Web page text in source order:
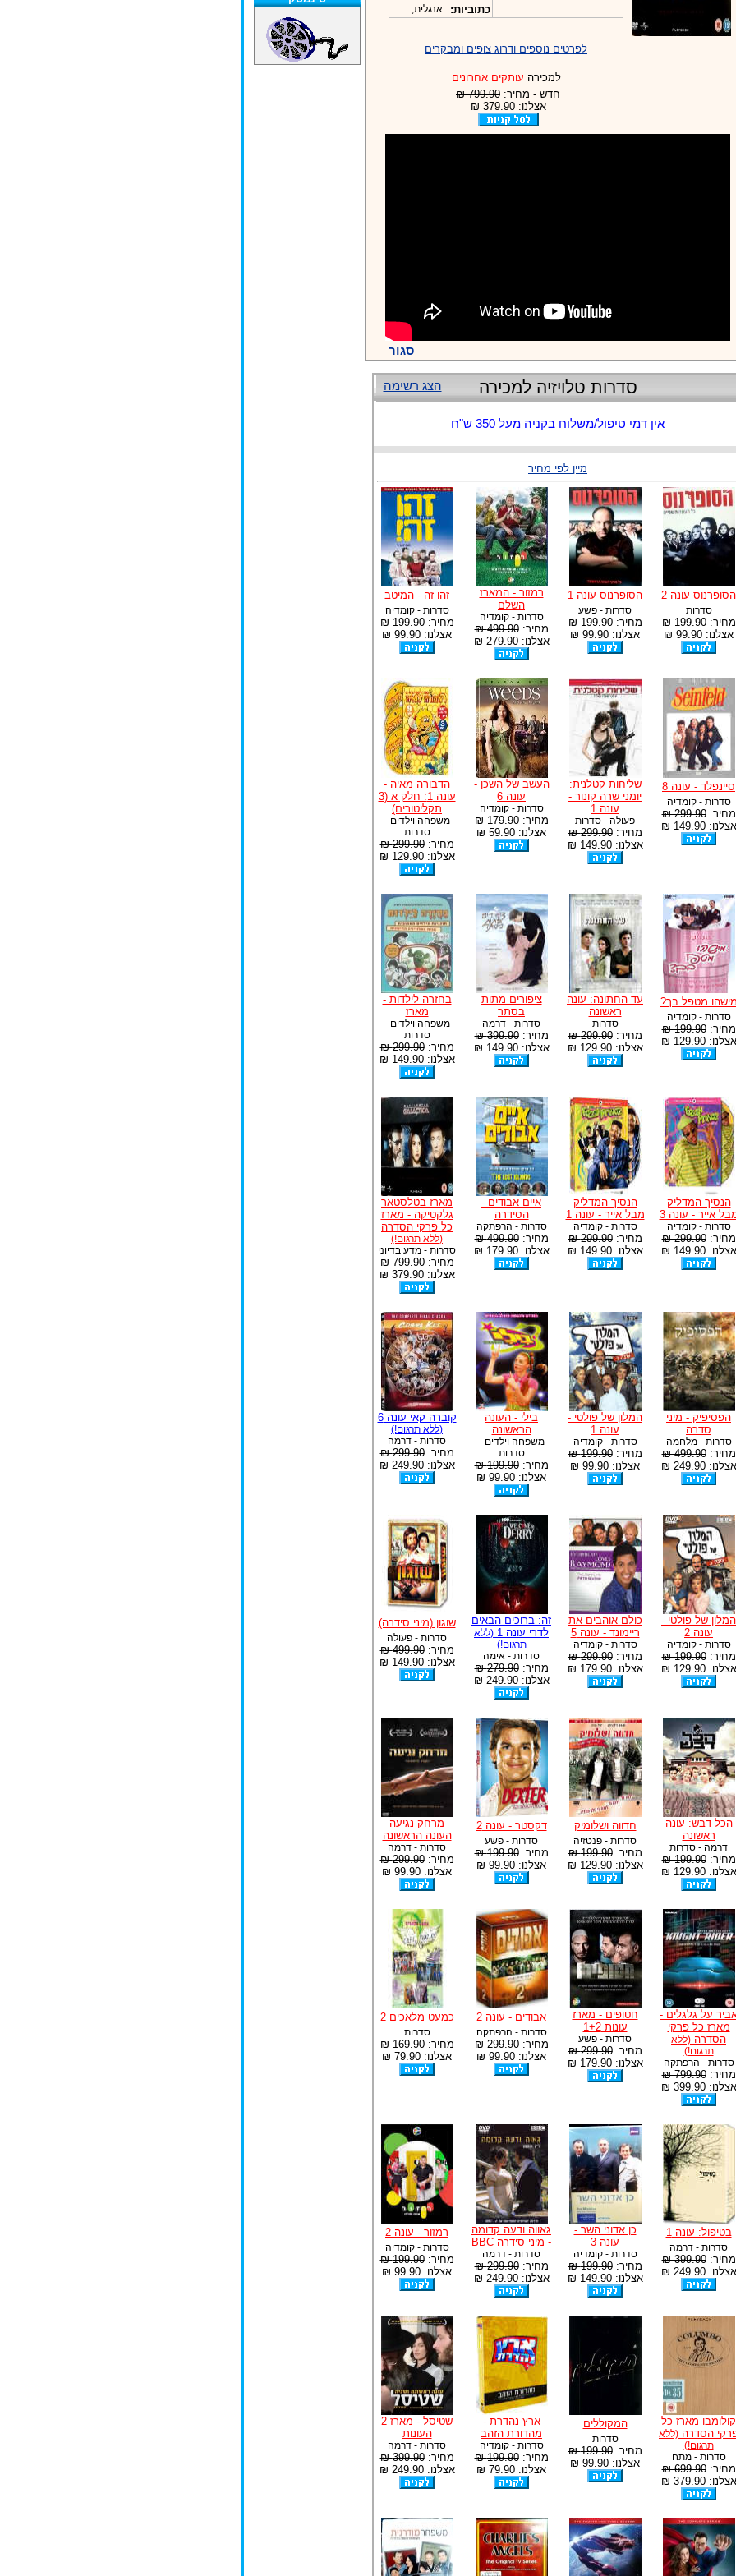
כתוביות: אנגלית,
לפרטים נוספים ודרוג צופים ומבקרים
למכירה עותקים אחרונים
חדש - מחיר: 799.90 ₪
אצלנו: 379.90 ₪
סגור
הצג רשימה סדרות טלויזיה למכירה
אין דמי טיפול/משלוח בקניה מעל 350 ש"ח
מיין לפי מחיר
הסופרנוס עונה 2
סדרות
מחיר:199.90 ₪
אצלנו: 99.90 ₪
הסופרנוס עונה 1
סדרות - פשע
מחיר:199.90 ₪
אצלנו: 99.90 ₪
רמזור - המארז
השלם
סדרות - קומדיה
מחיר:499.90 ₪
אצלנו: 279.90 ₪
זהו זה - המיטב
סדרות - קומדיה
מחיר:199.90 ₪
אצלנו: 99.90 ₪
סיינפלד - עונה 8
סדרות - קומדיה
מחיר:299.90 ₪
אצלנו: 149.90 ₪
שליחות קטלנית:
יומני שרה קונור -
עונה 1
פעולה - סדרות
מחיר:299.90 ₪
אצלנו: 149.90 ₪
העשב של השכן -
עונה 6
סדרות - קומדיה
מחיר:179.90 ₪
אצלנו: 59.90 ₪
הדבורה מאיה -
עונה 1: חלק א (3
תקליטורים)
משפחה וילדים -
סדרות
מחיר:299.90 ₪
אצלנו: 129.90 ₪
מטפל בך?
סדרות - קומדיה
מחיר:199.90 ₪
אצלנו: 129.90 ₪
עד החתונה: עונה
ראשונה
סדרות
מחיר:299.90 ₪
אצלנו: 129.90 ₪
ציפורים מתות
בסתר
סדרות - דרמה
מחיר:399.90 ₪
אצלנו: 149.90 ₪
בחזרה לילדות -
מארז
משפחה וילדים -
סדרות
מחיר:299.90 ₪
אצלנו: 149.90 ₪
הנסיך המדליק
אייר - עונה 3
סדרות - קומדיה
מחיר:299.90 ₪
אצלנו: 149.90 ₪
הנסיך המדליק
מבל אייר - עונה 1
סדרות - קומדיה
מחיר:299.90 ₪
אצלנו: 149.90 ₪
איים אבודים -
הסידרה
סדרות - הרפתקה
מחיר:499.90 ₪
אצלנו: 179.90 ₪
מארז בטלסטאר
גלקטיקה - מארז
כל פרקי הסדרה
(ללא תרגום!)
סדרות - מדע בדיוני
מחיר:799.90 ₪
אצלנו: 379.90 ₪
הפסיפיק - מיני
סדרה
סדרות - מלחמה
מחיר:499.90 ₪
אצלנו: 249.90 ₪
המלון של פולטי -
עונה 1
סדרות - קומדיה
מחיר:199.90 ₪
אצלנו: 99.90 ₪
בילי - העונה
הראשונה
משפחה וילדים -
סדרות
מחיר:199.90 ₪
אצלנו: 99.90 ₪
קוברה קאי עונה 6
(ללא תרגום!)
סדרות - דרמה
מחיר:299.90 ₪
אצלנו: 249.90 ₪
המלון של פולטי -
עונה 2
סדרות - קומדיה
מחיר:199.90 ₪
אצלנו: 129.90 ₪
כולם אוהבים את
ריימונד - עונה 5
סדרות - קומדיה
מחיר:299.90 ₪
אצלנו: 179.90 ₪
זה: ברוכים הבאים
לדרי עונה 1
(ללא
תרגום!)
סדרות - אימה
מחיר:279.90 ₪
אצלנו: 249.90 ₪
שוגון (מיני סידרה)
סדרות - פעולה
מחיר:499.90 ₪
אצלנו: 149.90 ₪
הכל דבש: עונה
ראשונה
דרמה - סדרות
מחיר:199.90 ₪
אצלנו: 129.90 ₪
חדווה ושלומיק
סדרות - פנטזיה
מחיר:199.90 ₪
אצלנו: 129.90 ₪
דקסטר - עונה 2
סדרות - פשע
מחיר:199.90 ₪
אצלנו: 99.90 ₪
מרחק נגיעה
העונה הראשונה
סדרות - דרמה
מחיר:299.90 ₪
אצלנו: 99.90 ₪
על גלגלים -
מארז כל פרקי
הסדרה (ללא
תרגום!)
סדרות - הרפתקה
מחיר:799.90 ₪
אצלנו: 399.90 ₪
חטופים - מארז
עונות 1+2
סדרות - פשע
מחיר:299.90 ₪
אצלנו: 179.90 ₪
אבודים - עונה 2
סדרות - הרפתקה
מחיר:299.90 ₪
אצלנו: 99.90 ₪
כמעט מלאכים 2
סדרות
מחיר:169.90 ₪
אצלנו: 79.90 ₪
בטיפול: עונה 1
סדרות - דרמה
מחיר:399.90 ₪
אצלנו: 249.90 ₪
כן אדוני השר -
עונה 3
סדרות - קומדיה
מחיר:199.90 ₪
אצלנו: 149.90 ₪
גאווה ודעה קדומה
- מיני סידרה BBC
סדרות - דרמה
מחיר:299.90 ₪
אצלנו: 249.90 ₪
רמזור - עונה 2
סדרות - קומדיה
מחיר:199.90 ₪
אצלנו: 99.90 ₪
קולומבו מארז כל
הסדרה (ללא
תרגום!)
סדרות - מתח
מחיר:699.90 ₪
אצלנו: 379.90 ₪
המקוללים
סדרות
מחיר:199.90 ₪
אצלנו: 99.90 ₪
ארץ נהדרת -
מהדורת הזהב
סדרות - קומדיה
מחיר:199.90 ₪
אצלנו: 79.90 ₪
שטיסל - מארז 2
העונות
סדרות - דרמה
מחיר:399.90 ₪
אצלנו: 249.90 ₪